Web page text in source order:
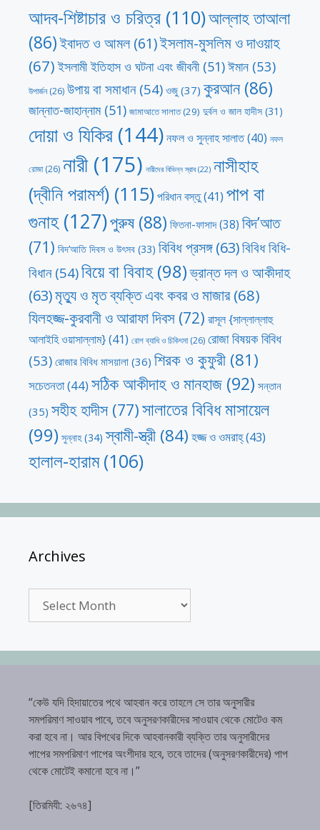
আদব-শিষ্টাচার ও চরিত্র (110)আল্লাহ তাআলা
(86)ইবাদত ও আমল(61)ইসলাম-মুসলিম ও দাওয়াহ
(67) ইসলামী ইতিহাস ও ঘটনা এবং জীবনী(51)ঈমান (53)
উপার্জন(26) উপায় বা সমাধান(54) ওজু (37) কুরআন(86)
জান্নাত-জাহান্নাম(51) জামাআতে সালাত(29) দুর্বল ও জাল হাদীস (31)
দোয়া ও যিকির (144)নফল ও সুন্নাহ সালাত(40) নফল
রোজা(26) নারী(175) নারীদের বিভিন্ন স্রাব(22) নাসীহাহ
(দ্বীনি পরামর্শ) (115)পরিধান বস্তু(41) পাপ বা
গুনাহ(127)পুরুষ(88) ফিতনা-ফাসাদ(38) বিদ’আত
(71) বিদ’আতি দিবস ও উৎসব (33) বিবিধ প্রসঙ্গ(63)বিবিধ বিধি-
বিধান(54)বিয়ে বা বিবাহ (98)ভ্রান্ত দল ও আকীদাহ
(63)মৃত্যু ও মৃত ব্যক্তি এবং কবর ও মাজার(68)
যিলহজ্জ-কুরবানী ও আরাফা দিবস (72) রাসূল {সাল্লাল্লাহু
আলাইহি ওয়াসাল্লাম}(41) রোগ ব্যাধি ও চিকিৎসা(26) রোজা বিষয়ক বিবিধ
(53) রোজার বিবিধ মাসয়ালা (36) শিরক ও কুফুরী (81)
সচেতনতা(44) সঠিক আকীদাহ ও মানহাজ (92) সন্তান
(35) সহীহ হাদীস(77)সালাতের বিবিধ মাসায়েল
(99) সুন্নাহ(34) স্বামী-স্ত্রী(84) হজ্জ ও ওমরাহ্‌(43)
হালাল-হারাম(106)
Archives
“কেউ যদি হিদায়াতের পথে আহবান করে তাহলে সে তার অনুসারীর
সমপরিমাণ সাওয়াব পাবে, তবে অনুসরণকারীদের সাওয়াব থেকে মোটেও কম
করা হবে না। আর বিপথের দিকে আহবানকারী ব্যক্তি তার অনুসারীদের
পাপের সমপরিমাণ পাপের অংশীদার হবে, তবে তাদের (অনুসরণকারীদের) পাপ
থেকে মোটেই কমানো হবে না।”
[তিরমিযী: ২৬৭৪]